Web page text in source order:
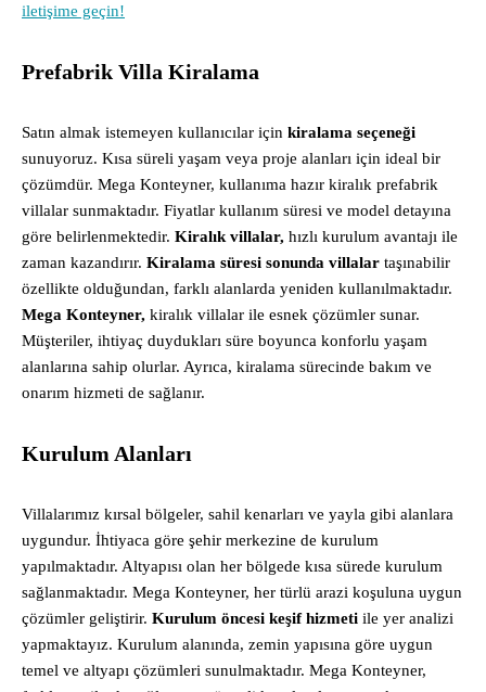
iletişime geçin!
Prefabrik Villa Kiralama
Satın almak istemeyen kullanıcılar için kiralama seçeneği
sunuyoruz. Kısa süreli yaşam veya proje alanları için ideal bir
çözümdür. Mega Konteyner, kullanıma hazır kiralık prefabrik
villalar sunmaktadır. Fiyatlar kullanım süresi ve model detayına
göre belirlenmektedir. Kiralık villalar, hızlı kurulum avantajı ile
zaman kazandırır. Kiralama süresi sonunda villalar taşınabilir
özellikte olduğundan, farklı alanlarda yeniden kullanılmaktadır.
Mega Konteyner, kiralık villalar ile esnek çözümler sunar.
Müşteriler, ihtiyaç duydukları süre boyunca konforlu yaşam
alanlarına sahip olurlar. Ayrıca, kiralama sürecinde bakım ve
onarım hizmeti de sağlanır.
Kurulum Alanları
Villalarımız kırsal bölgeler, sahil kenarları ve yayla gibi alanlara
uygundur. İhtiyaca göre şehir merkezine de kurulum
yapılmaktadır. Altyapısı olan her bölgede kısa sürede kurulum
sağlanmaktadır. Mega Konteyner, her türlü arazi koşuluna uygun
çözümler geliştirir. Kurulum öncesi keşif hizmeti ile yer analizi
yapmaktayız. Kurulum alanında, zemin yapısına göre uygun
temel ve altyapı çözümleri sunulmaktadır. Mega Konteyner,